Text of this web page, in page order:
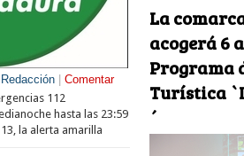
Redacción| Comentar
112
hasta las 23:59
la alerta amarilla
La
acogerá 6
Programa
Turística
´